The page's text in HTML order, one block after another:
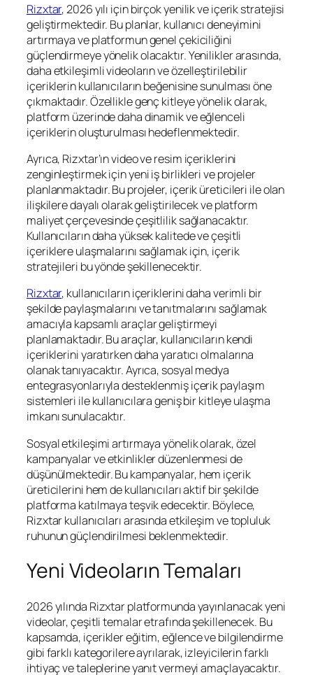
Rizxtar, 2026 yılı için birçok yenilik ve içerik stratejisi
geliştirmektedir. Bu planlar, kullanıcı deneyimini
artırmaya ve platformun genel çekiciliğini
güçlendirmeye yönelik olacaktır. Yenilikler arasında,
daha etkileşimli videoların ve özelleştirilebilir
içeriklerin kullanıcıların beğenisine sunulması öne
çıkmaktadır. Özellikle genç kitleye yönelik olarak,
platform üzerinde daha dinamik ve eğlenceli
içeriklerin oluşturulması hedeflenmektedir.
Ayrıca, Rizxtar’ın video ve resim içeriklerini
zenginleştirmek için yeni iş birlikleri ve projeler
planlanmaktadır. Bu projeler, içerik üreticileri ile olan
ilişkilere dayalı olarak geliştirilecek ve platform
maliyet çerçevesinde çeşitlilik sağlanacaktır.
Kullanıcıların daha yüksek kalitede ve çeşitli
içeriklere ulaşmalarını sağlamak için, içerik
stratejileri bu yönde şekillenecektir.
Rizxtar, kullanıcıların içeriklerini daha verimli bir
şekilde paylaşmalarını ve tanıtmalarını sağlamak
amacıyla kapsamlı araçlar geliştirmeyi
planlamaktadır. Bu araçlar, kullanıcıların kendi
içeriklerini yaratırken daha yaratıcı olmalarına
olanak tanıyacaktır. Ayrıca, sosyal medya
entegrasyonlarıyla desteklenmiş içerik paylaşım
sistemleri ile kullanıcılara geniş bir kitleye ulaşma
imkanı sunulacaktır.
Sosyal etkileşimi artırmaya yönelik olarak, özel
kampanyalar ve etkinlikler düzenlenmesi de
düşünülmektedir. Bu kampanyalar, hem içerik
üreticilerini hem de kullanıcıları aktif bir şekilde
platforma katılmaya teşvik edecektir. Böylece,
Rizxtar kullanıcıları arasında etkileşim ve topluluk
ruhunun güçlendirilmesi beklenmektedir.
Yeni Videoların Temaları
2026 yılında Rizxtar platformunda yayınlanacak yeni
videolar, çeşitli temalar etrafında şekillenecek. Bu
kapsamda, içerikler eğitim, eğlence ve bilgilendirme
gibi farklı kategorilere ayrılarak, izleyicilerin farklı
ihtiyaç ve taleplerine yanıt vermeyi amaçlayacaktır.